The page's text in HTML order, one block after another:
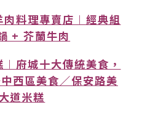
料理專賣店︱經典組
+ 芥蘭牛肉
府城十大傳統美食，
西區美食／保安路美
道米糕